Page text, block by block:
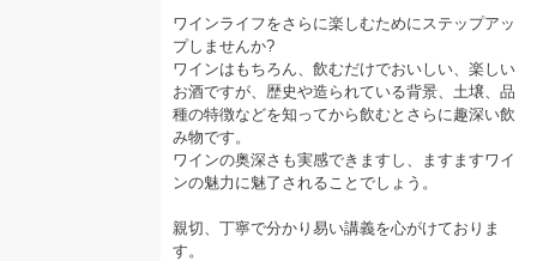
ワインライフをさらに楽しむためにステップアッ
プしませんか?
ワインはもちろん、飲むだけでおいしい、楽しい
お酒ですが、歴史や造られている背景、土壌、品
種の特徴などを知ってから飲むとさらに趣深い飲
み物です。
ワインの奥深さも実感できますし、ますますワイ
ンの魅力に魅了されることでしょう。
親切、丁寧で分かり易い講義を心がけておりま
す。